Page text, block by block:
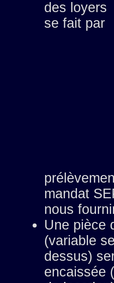
des loyers
se fait par
mandat
nous
Une pièce
(variable
dessus)
encaissée